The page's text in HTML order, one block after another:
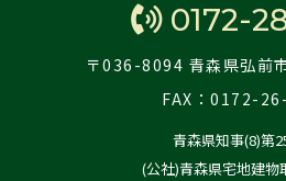
0172-
〒036-8094 青森県弘前
FAX：0172-
青森県知事(8)第
(公社)青森県宅地建物